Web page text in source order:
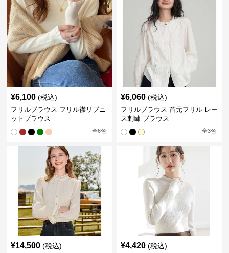
¥6,100 (税込)
フリルブラウス フリル襟リブニ
ットブラウス
全6色
¥6,060 (税込)
フリルブラウス 首元フリル レー
ス刺繍 ブラウス
全3色
¥14,500 (税込) ¥4,420 (税込)